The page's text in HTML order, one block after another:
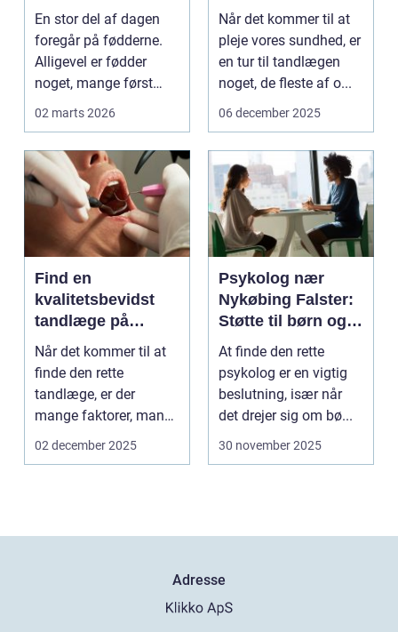
til sunde fødder i
hverdagen
En stor del af dagen
foregår på fødderne.
Alligevel er fødder
noget, mange først
tænker på, når smer...
02 marts 2026
Når det kommer til at
pleje vores sundhed, er
en tur til tandlægen
noget, de fleste af o...
06 december 2025
Find en
kvalitetsbevidst
tandlæge på
Vesterbro
Når det kommer til at
finde den rette
tandlæge, er der
mange faktorer, man
bør ov...
02 december 2025
Psykolog nær
Nykøbing Falster:
Støtte til børn og
unge
At finde den rette
psykolog er en vigtig
beslutning, især når
det drejer sig om bø...
30 november 2025
Adresse